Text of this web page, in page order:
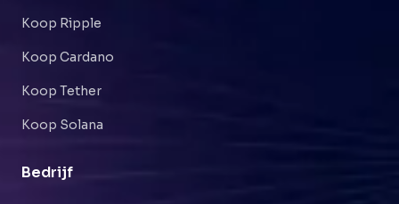
Koop Ripple
Koop Cardano
Koop Tether
Koop Solana
Bedrijf